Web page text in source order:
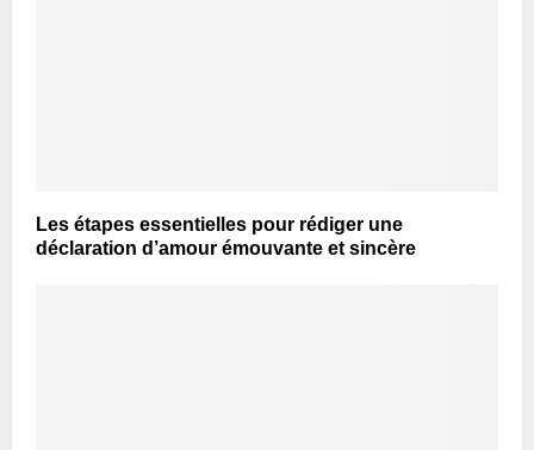
Les étapes essentielles pour rédiger une
déclaration d’amour émouvante et sincère